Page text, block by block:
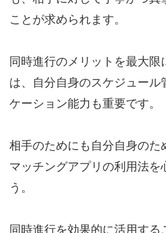
ことが求められます。
同時進行のメリットを最大限
は、自分自身のスケジュール
ケーション能力も重要です。
相手のためにも自分自身のた
マッチングアプリの利用法を
う。
同時進行を効果的に活用する